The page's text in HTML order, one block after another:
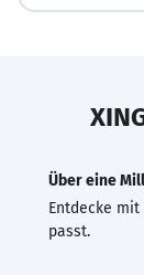
Über eine
Entdecke mit
passt.